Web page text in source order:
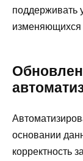
поддерживать
изменяющихся
основании
корректность